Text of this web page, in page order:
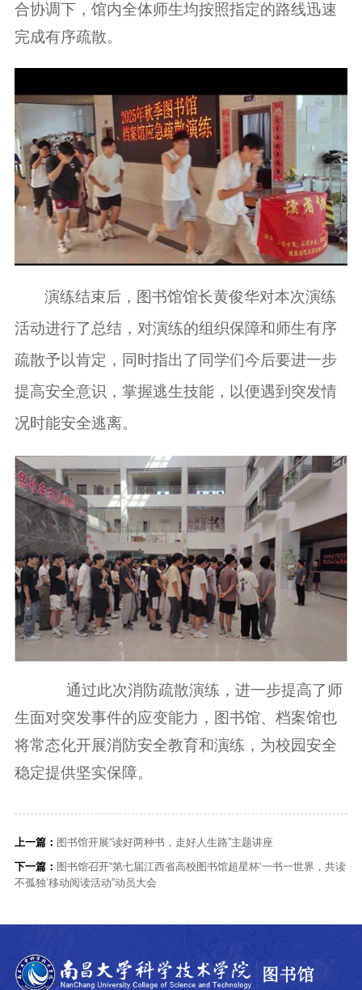
合协调下，馆内全体师生均按照指定的路线迅速
完成有序疏散。
演练结束后，图书馆馆长黄俊华对本次演练
活动进行了总结，对演练的组织保障和师生有序
疏散予以肯定，同时指出了同学们今后要进一步
提高安全意识，掌握逃生技能，以便遇到突发情
况时能安全逃离。
通过此次消防疏散演练，进一步提高了师
生面对突发事件的应变能力，图书馆、档案馆也
将常态化开展消防安全教育和演练，为校园安全
稳定提供坚实保障。
上一篇： 图书馆开展“读好两种书，走好人生路”主题讲座
下一篇： 图书馆召开“第七届江西省高校图书馆超星杯‘一书一世界，共读
不孤独’移动阅读活动”动员大会